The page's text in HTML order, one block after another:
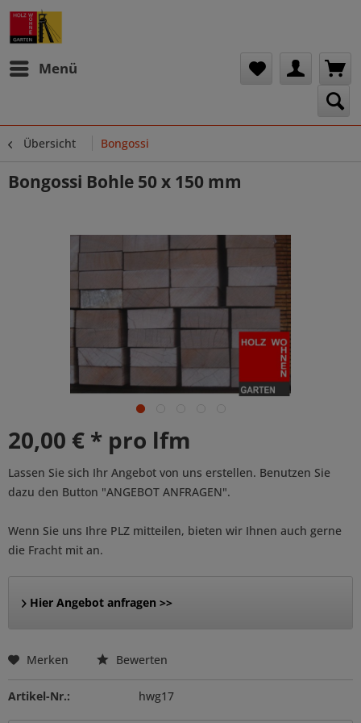
Menü
Übersicht Bongossi
Bongossi Bohle 50 x 150 mm
20,00 € * pro lfm
Lassen Sie sich Ihr Angebot von uns erstellen. Benutzen Sie
dazu den Button "ANGEBOT ANFRAGEN".
Wenn Sie uns Ihre PLZ mitteilen, bieten wir Ihnen auch gerne
die Fracht mit an.
Hier Angebot anfragen >>
Merken Bewerten
Artikel-Nr.: hwg17